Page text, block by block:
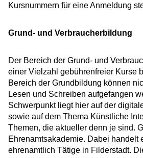
Kursnummern für eine Anmeldung
Grund- und Verbraucherbildung
Der Bereich der Grund- und
einer Vielzahl gebührenfreier Kurse
Bereich der Grundbildung können
Lesen und Schreiben aufgefangen
Schwerpunkt liegt hier auf der
sowie auf dem Thema Künstliche
Themen, die aktueller denn je sind.
Ehrenamtsakademie. Dabei handelt
ehrenamtlich Tätige in Filderstadt.